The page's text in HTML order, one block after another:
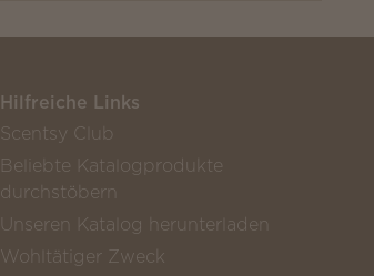
Hilfreiche Links
Scentsy Club
Beliebte Katalogprodukte
durchstöbern
Unseren Katalog herunterladen
Wohltätiger Zweck